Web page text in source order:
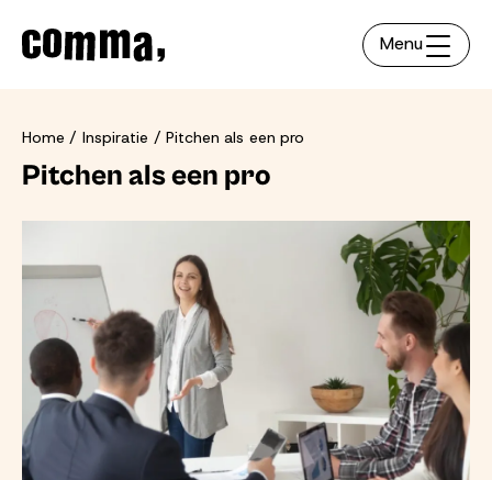
Menu
Home Inspiratie Pitchen als een pro
Pitchen als een pro